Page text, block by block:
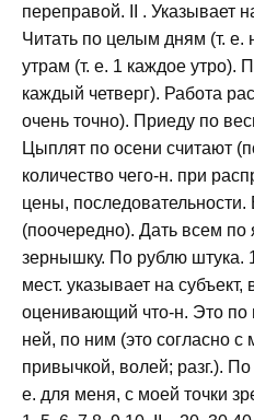
переправой. II . Указывает
Читать по целым дням (т. е.
утрам (т. е. 1 каждое утро).
каждый четверг). Работа
очень точно). Приеду по
Цыплят по осени считают
количество чего-н. при
цены,
(поочередно). Дать всем по
зернышку. По рублю штука.
мест. указывает на
оценивающий что-н. Это по
ней, по ним (это согласно с
привычкой, волей; разг.).
е. для меня, с моей точки